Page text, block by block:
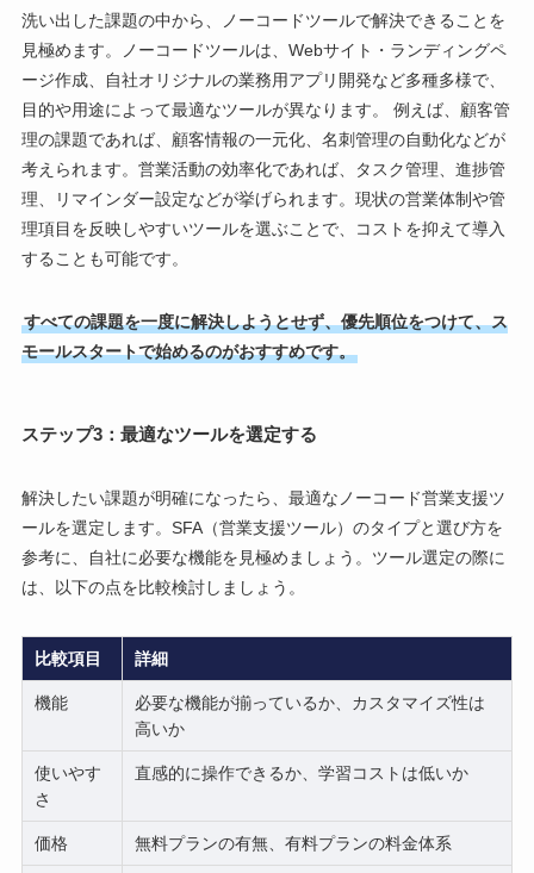
洗い出した課題の中から、ノーコードツールで解決できることを
見極めます。ノーコードツールは、Webサイト・ランディングペ
ージ作成、自社オリジナルの業務用アプリ開発など多種多様で、
目的や用途によって最適なツールが異なります。 例えば、顧客管
理の課題であれば、顧客情報の一元化、名刺管理の自動化などが
考えられます。営業活動の効率化であれば、タスク管理、進捗管
理、リマインダー設定などが挙げられます。現状の営業体制や管
理項目を反映しやすいツールを選ぶことで、コストを抑えて導入
することも可能です。
すべての課題を一度に解決しようとせず、優先順位をつけて、ス
モールスタートで始めるのがおすすめです。
ステップ3：最適なツールを選定する
解決したい課題が明確になったら、最適なノーコード営業支援ツ
ールを選定します。SFA（営業支援ツール）のタイプと選び方を
参考に、自社に必要な機能を見極めましょう。ツール選定の際に
は、以下の点を比較検討しましょう。
比較項目 詳細
機能
必要な機能が揃っているか、カスタマイズ性は
高いか
使いやす
さ
直感的に操作できるか、学習コストは低いか
価格 無料プランの有無、有料プランの料金体系